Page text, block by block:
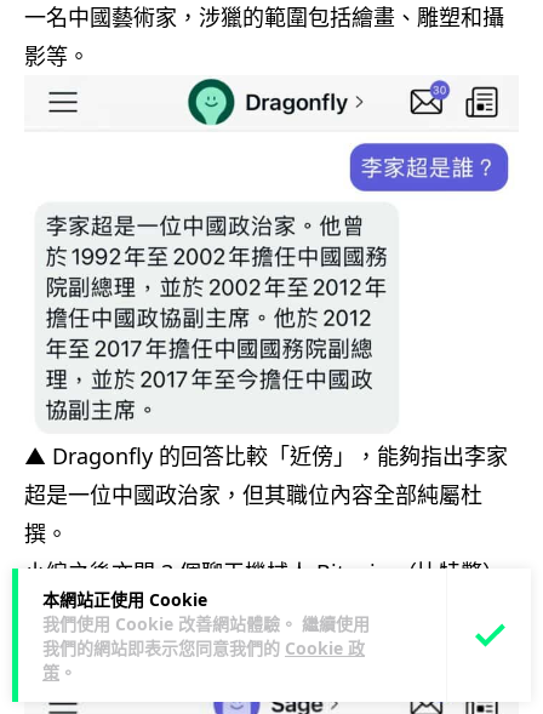
本網站正使用 Cookie
我們使用 Cookie 改善網站體驗。 繼續使用
我們的網站即表示您同意我們的 Cookie 政
策 。
一名中國藝術家，涉獵的範圍包括繪畫、雕塑和攝
影等。
▲ Dragonfly 的回答比較「近傍」，能夠指出李家
超是一位中國政治家，但其職位內容全部純屬杜
撰。
小編之後亦問 3 個聊天機械人 Bitcoin （比特幣）
是否值得投資，3 個聊天機械人均沒有正面回應問
題。